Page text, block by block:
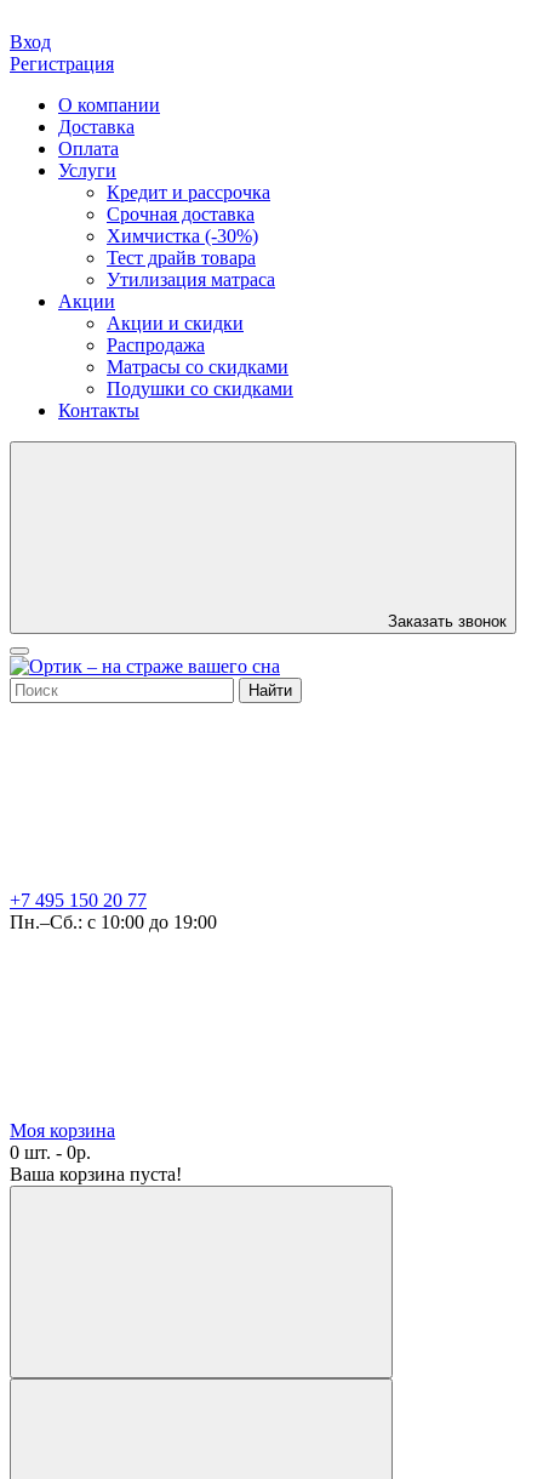
Вход
Регистрация
О компании
Доставка
Оплата
Услуги
Кредит и рассрочка
Срочная доставка
Химчистка (-30%)
Тест драйв товара
Утилизация матраса
Акции
Акции и скидки
Распродажа
Матрасы со скидками
Подушки со скидками
Контакты
Заказать звонок
Найти
+7 495 150 20 77
Пн.–Сб.: с 10:00 до 19:00
Моя корзина
0 шт. - 0р.
Ваша корзина пуста!